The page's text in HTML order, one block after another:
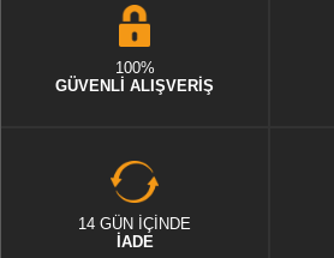
100%
GÜVENLİ ALIŞVERİŞ
14 GÜN İÇİNDE
İADE